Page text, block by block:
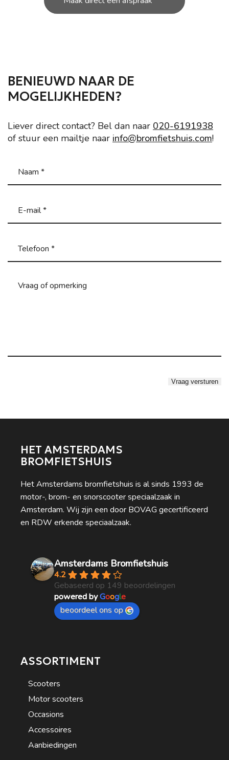
BENIEUWD NAAR DE
MOGELIJKHEDEN?
Liever direct contact? Bel dan naar 020-6191938
of stuur een mailtje naar info@bromfietshuis.com!
HET AMSTERDAMS
BROMFIETSHUIS
Het Amsterdams bromfietshuis is al sinds 1993 de
motor-, brom- en snorscooter speciaalzaak in
Amsterdam. Wij zijn een door BOVAG gecertificeerd
en RDW erkende speciaalzaak.
Amsterdams Bromfietshuis
4.2
Gebaseerd op 149 beoordelingen
powered byGoogle
beoordeel ons op
ASSORTIMENT
Scooters
Motor scooters
Occasions
Accessoires
Aanbiedingen